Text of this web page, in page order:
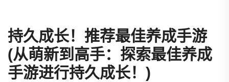
持久成长！推荐最佳养成手游
(从萌新到高手：探索最佳养成
手游进行持久成长！)